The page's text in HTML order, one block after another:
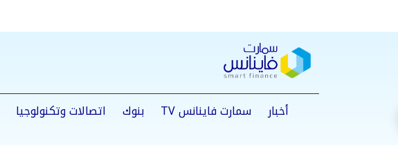
أخبار سمارت فاينانس TV بنوك اتصالات وتكنولوجيا